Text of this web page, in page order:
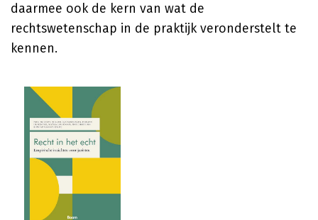
daarmee ook de kern van wat de
rechtswetenschap in de praktijk veronderstelt te
kennen.